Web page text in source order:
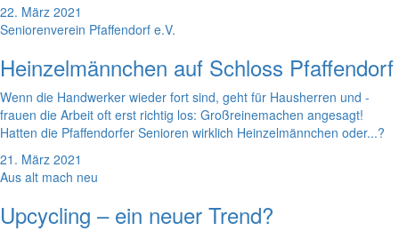
22. März 2021
Seniorenverein Pfaffendorf e.V.
Heinzelmännchen auf Schloss Pfaffendorf
Wenn die Handwerker wieder fort sind, geht für Hausherren und -
frauen die Arbeit oft erst richtig los: Großreinemachen angesagt!
Hatten die Pfaffendorfer Senioren wirklich Heinzelmännchen oder...?
21. März 2021
Aus alt mach neu
Upcycling – ein neuer Trend?